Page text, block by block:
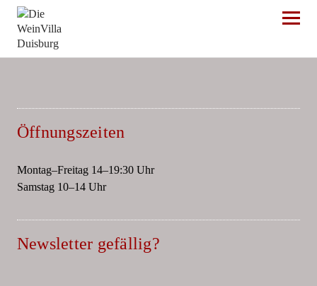
Die WeinVilla Duisburg
Öffnungszeiten
Montag–Freitag 14–19:30 Uhr
Samstag 10–14 Uhr
Newsletter gefällig?